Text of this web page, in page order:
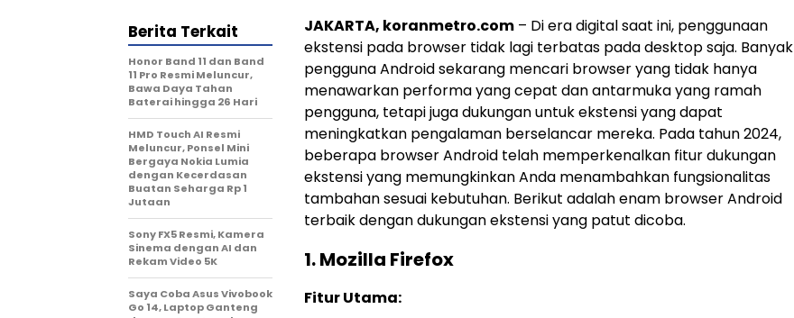
JAKARTA, koranmetro.com – Di era digital saat ini, penggunaan
ekstensi pada browser tidak lagi terbatas pada desktop saja. Banyak
pengguna Android sekarang mencari browser yang tidak hanya
menawarkan performa yang cepat dan antarmuka yang ramah
pengguna, tetapi juga dukungan untuk ekstensi yang dapat
meningkatkan pengalaman berselancar mereka. Pada tahun 2024,
beberapa browser Android telah memperkenalkan fitur dukungan
ekstensi yang memungkinkan Anda menambahkan fungsionalitas
tambahan sesuai kebutuhan. Berikut adalah enam browser Android
terbaik dengan dukungan ekstensi yang patut dicoba.
1.Mozilla Firefox
Fitur Utama:
Berita Terkait
Honor Band 11 dan Band
11 Pro Resmi Meluncur,
Bawa Daya Tahan
Baterai hingga 26 Hari
HMD Touch AI Resmi
Meluncur, Ponsel Mini
Bergaya Nokia Lumia
dengan Kecerdasan
Buatan Seharga Rp 1
Jutaan
Sony FX5 Resmi, Kamera
Sinema dengan AI dan
Rekam Video 5K
Saya Coba Asus Vivobook
Go 14, Laptop Ganteng